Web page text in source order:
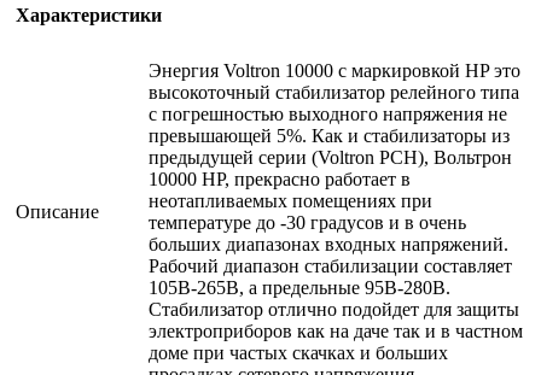
Характеристики
Описание
Энергия Voltron 10000 с маркировкой HP это
высокоточный стабилизатор релейного типа
с погрешностью выходного напряжения не
превышающей 5%. Как и стабилизаторы из
предыдущей серии (Voltron РСН), Вольтрон
10000 НР, прекрасно работает в
неотапливаемых помещениях при
температуре до -30 градусов и в очень
больших диапазонах входных напряжений.
Рабочий диапазон стабилизации составляет
105В-265В, а предельные 95В-280В.
Стабилизатор отлично подойдет для защиты
электроприборов как на даче так и в частном
доме при частых скачках и больших